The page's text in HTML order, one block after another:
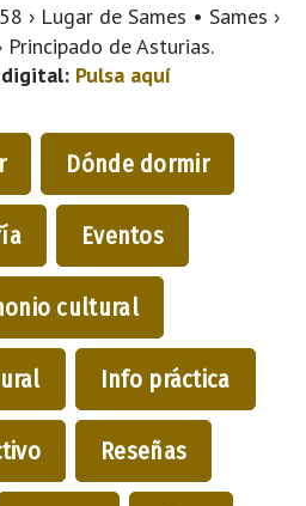
› Lugar de Sames • Sames ›
Principado de Asturias.
Pulsa aquí
Dónde dormir
Eventos
cultural
Info práctica
Reseñas